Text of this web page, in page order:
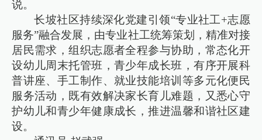
说。
长坡社区持续深化党建引领“专业社工+志愿
服务”融合发展，由专业社工统筹策划，精准对接
居民需求，组织志愿者全程参与协助，常态化开
设幼儿周末托管班，青少年成长班，有序开展科
普讲座、手工制作、就业技能培训等多元化便民
服务活动，既有效解决家长育儿难题，又悉心守
护幼儿和青少年健康成长，推进温馨和谐社区建
设。